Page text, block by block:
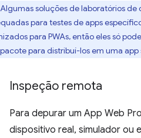
Algumas soluções de laboratórios de
para testes de apps
para PWAs, então eles só
para distribuí-los em uma app
Inspeção remota
Para depurar um App Web
dispositivo real, simulador ou